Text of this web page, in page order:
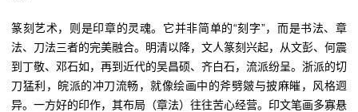
篆刻艺术，则是印章的灵魂。它并非简单的“刻字”，而是书法、章
法、刀法三者的完美融合。明清以降，文人篆刻兴起，从文彭、何震
到丁敬、邓石如，再到近代的吴昌硕、齐白石，流派纷呈。浙派的切
刀猛利，皖派的冲刀流畅，就像绘画中的斧劈皴与披麻皠，风格迥
异。一方好的印作，其布局（章法）往往苦心经营。印文笔画多寡悬